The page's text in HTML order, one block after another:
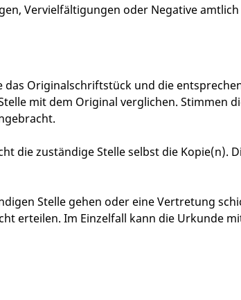
Vervielfältigungen oder Negative
das Originalschriftstück und die
mit dem Original verglichen. Stimmen
die zuständige Stelle selbst die Kopie(n).
Stelle gehen oder eine Vertretung
erteilen. Im Einzelfall kann die Urkunde